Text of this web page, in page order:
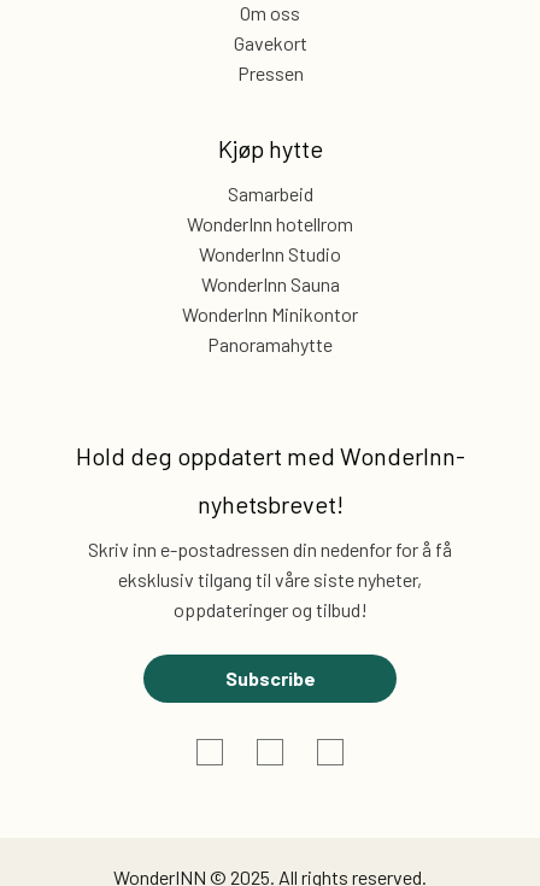
Om oss
Gavekort
Pressen
Kjøp hytte
Samarbeid
WonderInn hotellrom
WonderInn Studio
WonderInn Sauna
WonderInn Minikontor
Panoramahytte
Hold deg oppdatert med WonderInn-
nyhetsbrevet!
Skriv inn e-postadressen din nedenfor for å få
eksklusiv tilgang til våre siste nyheter,
oppdateringer og tilbud!
Subscribe
WonderINN © 2025. All rights reserved.